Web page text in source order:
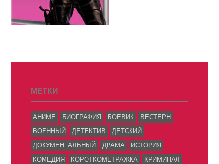
МЕТКИ
АНИМЕ БИОГРАФИЯ БОЕВИК
ВЕСТЕРН
ВОЕННЫЙ
ДЕТЕКТИВ
ДЕТСКИЙ
ДОКУМЕНТАЛЬНЫЙ
ДРАМА
ИСТОРИЯ
КОМЕДИЯ
КОРОТКОМЕТРАЖКА КРИМИНАЛ